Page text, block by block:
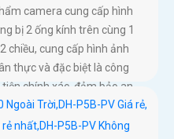
camera cung cấp hình
bị 2 ống kính trên cùng 1
chiều, cung cấp hình ảnh
thực và đặc biệt là công
chính xác, đảm bảo an
DH-P5D-5F-PV với chức
theo dõi chuyển động trả